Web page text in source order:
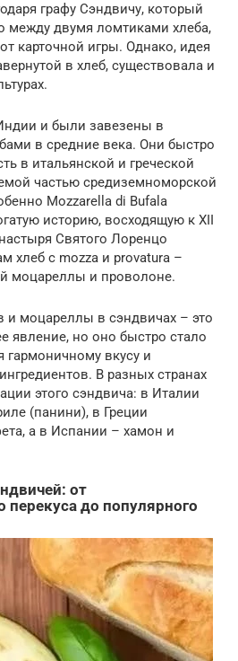
графу Сэндвичу, который
между двумя ломтиками хлеба,
карточной игры. Однако, идея
в хлеб, существовала и
и были завезены в
в средние века. Они быстро
в итальянской и греческой
частью средиземноморской
Mozzarella di Bufala
историю, восходящую к XII
Святого Лоренцо
хлеб с mozza и provatura –
моцареллы и проволоне.
и моцареллы в сэндвичах – это
явление, но оно быстро стало
гармоничному вкусу и
В разных странах
этого сэндвича: в Италии
(панини), в Греции
а в Испании – хамон и
от
перекуса до популярного